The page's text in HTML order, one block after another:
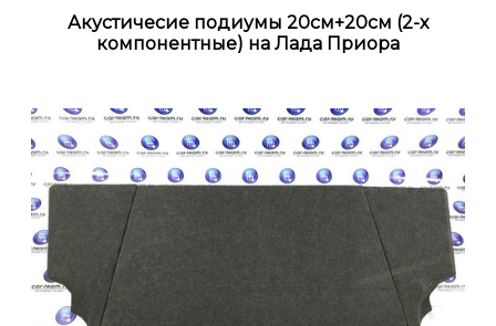
Акустичесие подиумы 20см+20см (2-x
компонентные) на Лада Приора